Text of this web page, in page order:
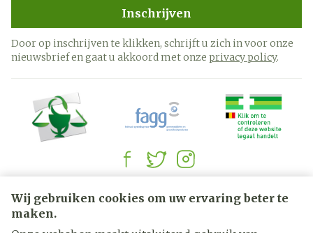
Wij gebruiken cookies om uw ervaring beter te
maken.
Inschrijven
Door op inschrijven te klikken, schrijft u zich in voor onze
nieuwsbrief en gaat u akkoord met onze privacy policy.
Juridische links